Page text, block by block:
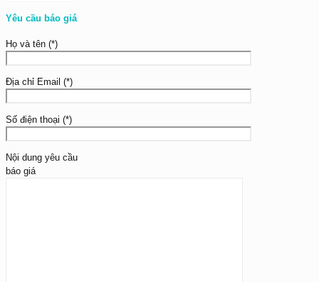
Yêu cầu báo giá
Họ và tên (*)
Địa chỉ Email (*)
Số điện thoại (*)
Nội dung yêu cầu
báo giá